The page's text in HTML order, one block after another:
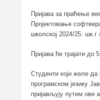
Пријава за праћење
Пројектовање
школској 2024/25.
Пријава ће трајати до
Студенти који желе да
програмском језику
пријављују путем ове